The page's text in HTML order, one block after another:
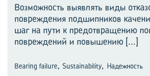
Возможность выявлять виды
повреждения подшипников
шаг на пути к предотвращению
повреждений и повышению [...]
Bearing failure, Sustainability, Надежность